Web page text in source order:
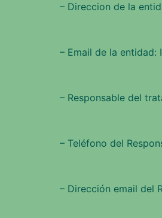
– Direccion de la
– Email de la entidad:
– Responsable del
– Teléfono del
– Dirección email del